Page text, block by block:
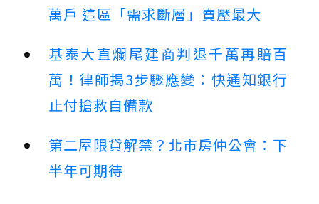
萬戶 這區「需求斷層」賣壓最大
基泰大直爛尾建商判退千萬再賠百
萬！律師揭3步驟應變：快通知銀行
止付搶救自備款
第二屋限貸解禁？北市房仲公會：下
半年可期待